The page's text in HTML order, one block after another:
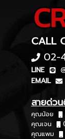
CALL
02-
LINE
EMAIL
สายด่ว
คุณน้อย
คุณเจน
คุณแพม